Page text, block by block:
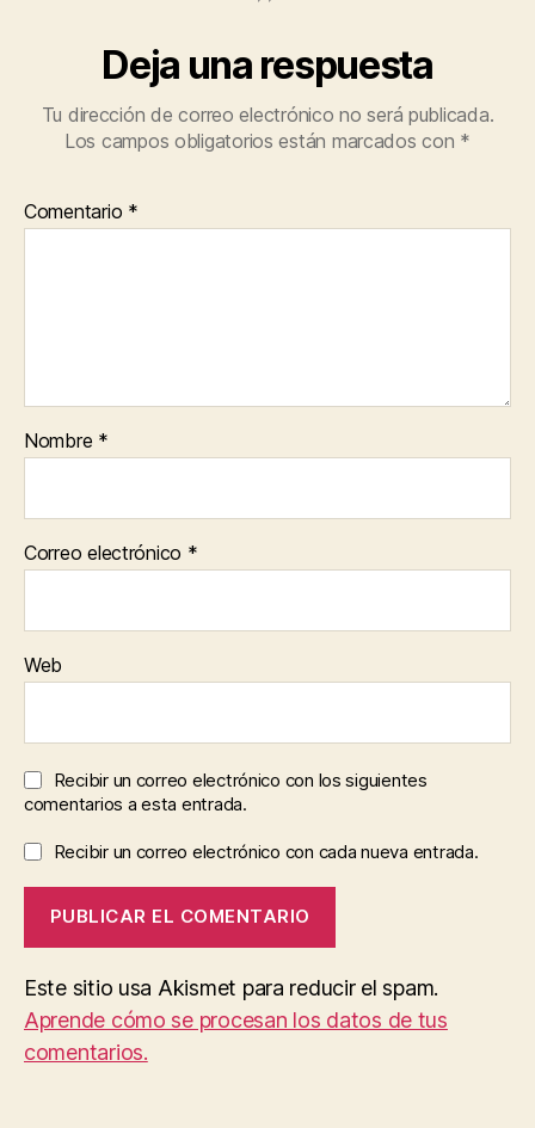
Deja una respuesta
Tu dirección de correo electrónico no será publicada.
Los campos obligatorios están marcados con *
Comentario *
Nombre *
Correo electrónico *
Web
Recibir un correo electrónico con los siguientes
comentarios a esta entrada.
Recibir un correo electrónico con cada nueva entrada.
Este sitio usa Akismet para reducir el spam.
Aprende cómo se procesan los datos de tus
comentarios.